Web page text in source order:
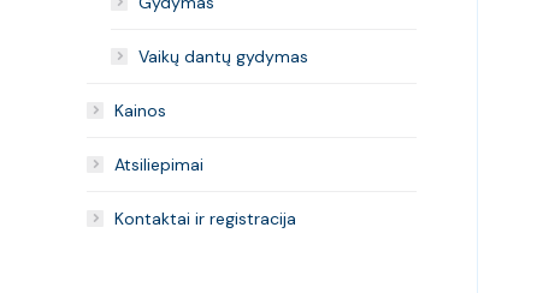
Vaikų dantų gydymas
Kainos
Atsiliepimai
Kontaktai ir registracija